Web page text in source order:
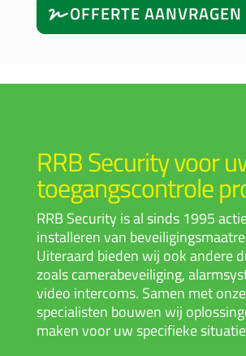
OFFERTE AANVRAGEN
RRB Security voor
toegangscontrole
RRB Security is al sinds 1995
installeren van
Uiteraard bieden wij ook andere
zoalscamerabeveiliging,
video intercoms. Samen met
specialisten bouwen wij
maken voor uw specifieke